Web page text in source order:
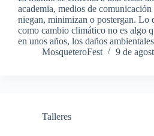
academia, medios de
niegan, minimizan o postergan. Lo
como cambio climático no es algo
en unos años, los daños
MosqueteroFest
9 de
Talleres